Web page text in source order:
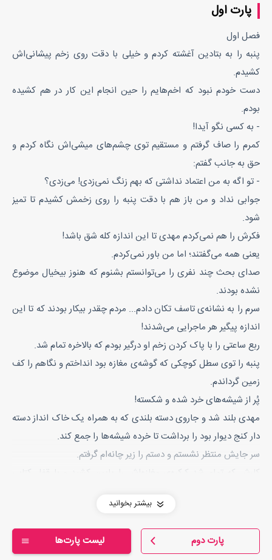
پارت اول
فصل اول
پنبه را به بتادین آغشته کردم و خیلی با دقت روی زخم پیشانی‌اش
کشیدم.
دست خودم نبود که اخم‌هایم را حین انجام این کار در هم کشیده
بودم.
- به کسی نگو آیدا!
کمرم را صاف گرفتم و مستقیم توی چشم‌های میشی‌اش نگاه کردم و
حق به جانب گفتم:
- تو اگه به من اعتماد نداشتی که بهم زنگ نمی‌زدی! می‌زدی؟
جوابی نداد و من باز هم با دقت پنبه را روی زخمش کشیدم تا تمیز
شود.
فکرش را هم نمی‌کردم مهدی تا این اندازه کله شق باشد!
یعنی همه می‌گفتند؛ اما من باور نمی‌کردم.
صدای بحث چند نفری را می‌توانستم بشنوم که هنوز بیخیال موضوع
نشده بودند.
سرم را به نشانه‌ی تاسف تکان دادم... مردم چقدر بیکار بودند که تا این
اندازه پیگیر هر ماجرایی می‌شدند!
ربع ساعتی را با پاک کردن زخم او درگیر بودم که بالاخره تمام شد.
پنبه را توی سطل کوچکی که گوشه‌ی مغازه بود انداختم و نگاهم را کف
زمین گرداندم.
پُر از شیشه‌های خرد شده و شکسته!
مهدی بلند شد و جاروی دسته بلندی که به همراه یک خاک انداز دسته
دار کنج دیوار بود را برداشت تا خرده شیشه‌ها را جمع کند.
سر جایش منتظر نشستم و دستم را زیر چانه‌ام گرفتم.
تیبا دو آبی رنگم را توی کوچه‌ی کنار پاساژ پارک کرده بودم.
- مهدی اینا کی بودن شیشه‌ی مغازه‌ات رو شکوندن؟
بیشتر بخوانید
لیست پارت‌ها پارت دوم